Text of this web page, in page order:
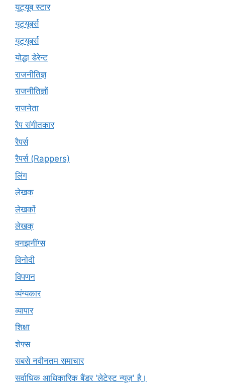
यूट्यूब स्टार
यूट्यूबर्स
यूट्‍यूबर्स
योद्धा डेरेन्ट
राजनीतिज्ञ
राजनीतिज्ञों
राजनेता
रैप संगीतकार
रैपर्स
रैपर्स (Rappers)
लिंग
लेखक
लेखकों
लेखक्
वनझनींग्स
विनोदी
विपणन
व्यंग्यकार
व्यापार
शिक्षा
शेफ्स
सबसे नवीनतम समाचार
सर्वाधिक आधिकारिक बैंडर 'लेटेस्ट न्यूज़' है।